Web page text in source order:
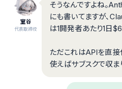
室谷
代表取締役
そうなんですよね。
にも書いてますが、
は1開発者あたり1日
ただこれはAPIを直接
使えばサブスクで収ま